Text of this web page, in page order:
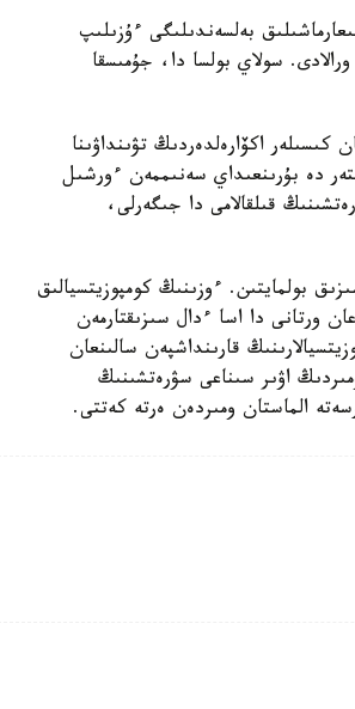
ايدالىپ، شىعارماشىلىق بەلسەندىلىگى ءۇزىلىپ
ورالادى. سولاي بولسا دا، جۇمىسقا
اكۆارەلدەردىڭ تۋىنداۋىنا
دە بۇرىنعىداي سەنىممەن ءورشىل
قىلقالامى دا جىگەرلى،
بولمايتىن. ءوزىنىڭ كومپوزيتسيالىق
ورتانى دا اسا ءدال سىزىقتارمەن
قارىنداشپەن سالىنعان
اۋىر سىناعى سۋرەتشىنىڭ
الماستان ومىردەن ەرتە كەتتى.